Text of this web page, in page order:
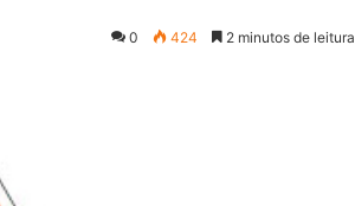
0 424 2 minutos de leitura